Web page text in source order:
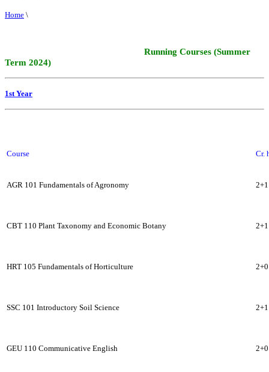
Home \
Running Courses (Summer
Term 2024)
1st Year
Course Cr.
AGR 101 Fundamentals of Agronomy 2+1
CBT 110 Plant Taxonomy and Economic Botany 2+1
HRT 105 Fundamentals of Horticulture 2+0
SSC 101 Introductory Soil Science 2+1
GEU 110 Communicative English 2+0